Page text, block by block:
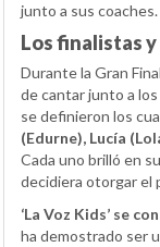
junto a sus coaches.
Los finalistas
Durante la Gran
de cantar junto a
se definieron los
(Edurne), Lucía
Cada uno brilló en
decidiera otorgar el
‘La Voz Kids’ se
ha demostrado ser